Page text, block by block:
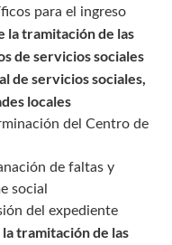
para el ingreso
la tramitación de las
de servicios sociales
de servicios sociales,
locales
del Centro de
de faltas y
social
del expediente
tramitación de las